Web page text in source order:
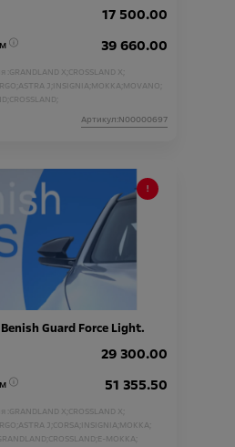
17 500.00
39 660.00
: GRANDLAND X; CROSSLAND X;
ASTRA J; INSIGNIA; MOKKA; MOVANO;
CROSSLAND;
Артикул:N00000697
Guard Force Light.
29 300.00
51 355.50
: GRANDLAND X; CROSSLAND X;
ASTRA J; CORSA; INSIGNIA; MOKKA;
CROSSLAND; E-MOKKA;